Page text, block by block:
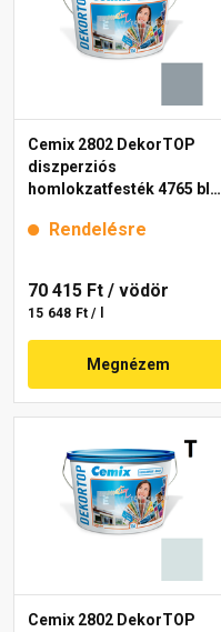
Cemix 2802 DekorTOP
diszperziós
homlokzatfesték 4765 blue
Rendelésre
70 415 Ft / vödör
15 648 Ft / l
Megnézem
Cemix 2802 DekorTOP